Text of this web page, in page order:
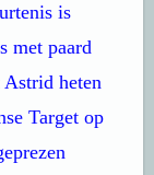
is
met paard
Astrid heten
Target op